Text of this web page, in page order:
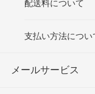
配送料について
支払い方法につい
メールサービス